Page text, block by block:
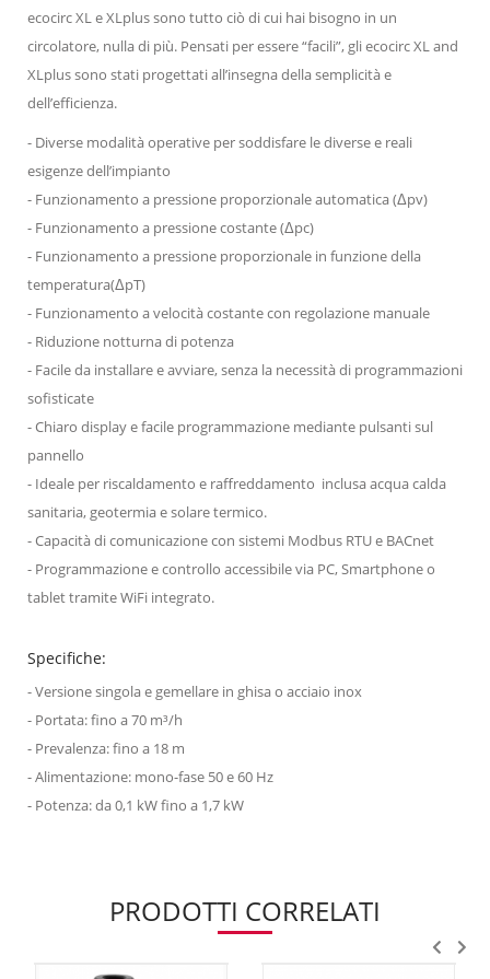
ecocirc XL e XLplus sono tutto ciò di cui hai bisogno in un
circolatore, nulla di più. Pensati per essere “facili”, gli ecocirc XL and
XLplus sono stati progettati all’insegna della semplicità e
dell’efficienza.
- Diverse modalità operative per soddisfare le diverse e reali
esigenze dell’impianto
- Funzionamento a pressione proporzionale automatica (Δpv)
- Funzionamento a pressione costante (Δpc)
- Funzionamento a pressione proporzionale in funzione della
temperatura(ΔpT)
- Funzionamento a velocità costante con regolazione manuale
- Riduzione notturna di potenza
- Facile da installare e avviare, senza la necessità di programmazioni
sofisticate
- Chiaro display e facile programmazione mediante pulsanti sul
pannello
- Ideale per riscaldamento e raffreddamento inclusa acqua calda
sanitaria, geotermia e solare termico.
- Capacità di comunicazione con sistemi Modbus RTU e BACnet
- Programmazione e controllo accessibile via PC, Smartphone o
tablet tramite WiFi integrato.
Specifiche:
- Versione singola e gemellare in ghisa o acciaio inox
- Portata: fino a 70 m³/h
- Prevalenza: fino a 18 m
- Alimentazione: mono-fase 50 e 60 Hz
- Potenza: da 0,1 kW fino a 1,7 kW
PRODOTTI CORRELATI